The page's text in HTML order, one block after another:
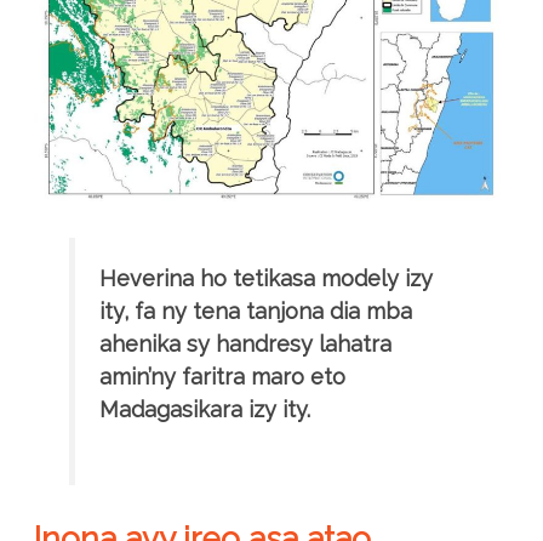
Heverina ho tetikasa modely izy
ity, fa ny tena tanjona dia mba
ahenika sy handresy lahatra
amin’ny faritra maro eto
Madagasikara izy ity.